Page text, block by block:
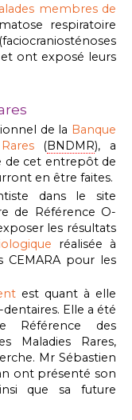
membres de
respiratoire
ont exposé leurs
de la Banque
(BNDMR), a
de cet entrepôt de
en être faites.
dans le site
de Référence O-
les résultats
réalisée à
CEMARA pour les
est quant à elle
Elle a été
Référence des
Maladies Rares,
Mr Sébastien
ont présenté son
que sa future